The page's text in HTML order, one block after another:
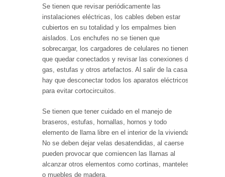
Se tienen que revisar periódicamente las
instalaciones eléctricas, los cables deben estar
cubiertos en su totalidad y los empalmes bien
aislados. Los enchufes no se tienen que
sobrecargar, los cargadores de celulares no tienen
que quedar conectados y revisar las conexiones de
gas, estufas y otros artefactos. Al salir de la casa
hay que desconectar todos los aparatos eléctricos,
para evitar cortocircuitos.
Se tienen que tener cuidado en el manejo de
braseros, estufas, hornallas, hornos y todo
elemento de llama libre en el interior de la vivienda.
No se deben dejar velas desatendidas, al caerse
pueden provocar que comiencen las llamas al
alcanzar otros elementos como cortinas, manteles
o muebles de madera.